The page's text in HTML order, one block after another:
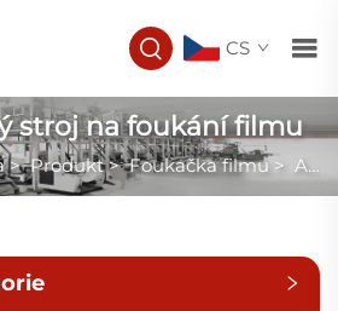
CS
stroj na foukání filmu
>Produkt>Foukačka filmu > ABA Třívrstvý stroj na foukání filmu